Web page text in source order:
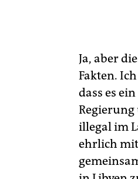
Ja, aber
Fakten.
dass es
illegal im
ehrlich